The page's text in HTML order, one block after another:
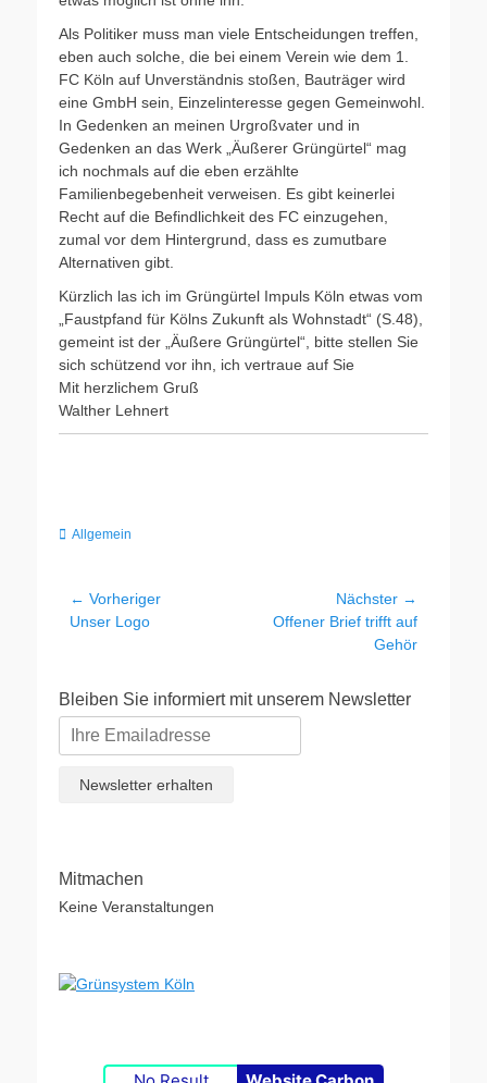
Als Politiker muss man viele Entscheidungen treffen,
eben auch solche, die bei einem Verein wie dem 1.
FC Köln auf Unverständnis stoßen, Bauträger wird
eine GmbH sein, Einzelinteresse gegen Gemeinwohl.
In Gedenken an meinen Urgroßvater und in
Gedenken an das Werk „Äußerer Grüngürtel“ mag
ich nochmals auf die eben erzählte
Familienbegebenheit verweisen. Es gibt keinerlei
Recht auf die Befindlichkeit des FC einzugehen,
zumal vor dem Hintergrund, dass es zumutbare
Alternativen gibt.
Kürzlich las ich im Grüngürtel Impuls Köln etwas vom
„Faustpfand für Kölns Zukunft als Wohnstadt“ (S.48),
gemeint ist der „Äußere Grüngürtel“, bitte stellen Sie
sich schützend vor ihn, ich vertraue auf Sie
Mit herzlichem Gruß
Walther Lehnert
Kategorien
Allgemein
Beitragsnavigation
← Vorheriger
Vorheriger
Unser Logo
Nächster →
Nächster
Offener Brief trifft auf
Gehör
Bleiben Sie informiert mit unserem Newsletter
Mitmachen
Keine Veranstaltungen